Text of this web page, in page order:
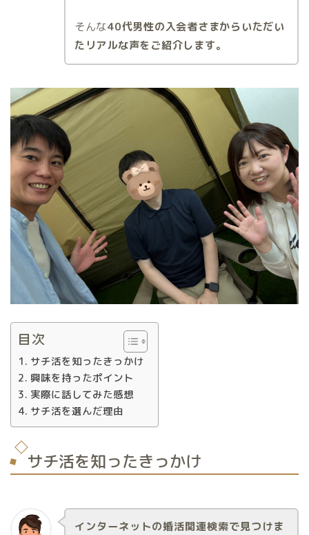
そんな40代男性の入会者さまからいただい
たリアルな声をご紹介します。
目次
サチ活を知ったきっかけ
興味を持ったポイント
実際に話してみた感想
サチ活を選んだ理由
サチ活を知ったきっかけ
インターネットの婚活関連検索で見つけま